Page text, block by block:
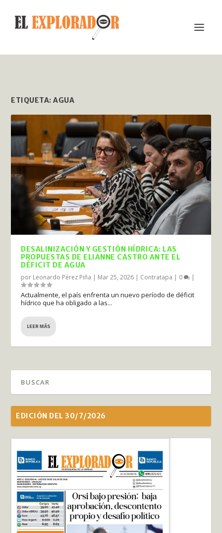
ETIQUETA:AGUA
DESALINIZACIÓN Y GESTIÓN HÍDRICA: LAS
PROPUESTAS DE ELIANNE CASTRO ANTE EL
DÉFICIT DE AGUA
por Leonardo Pérez Piña | Mar 25, 2026 | Contratapa | 0 |
Actualmente, el país enfrenta un nuevo período de déficit
hídrico que ha obligado a las...
LEER MÁS
EDICIÓN DEL 30/7/2026